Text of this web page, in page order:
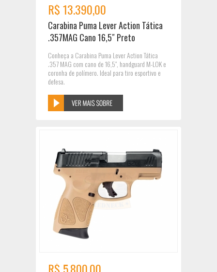
R$ 13.390,00
Carabina Puma Lever Action Tática
.357MAG Cano 16,5″ Preto
Conheça a Carabina Puma Lever Action Tática
.357 MAG com cano de 16,5″, handguard M-LOK e
coronha de polímero. Ideal para tiro esportivo e
defesa.